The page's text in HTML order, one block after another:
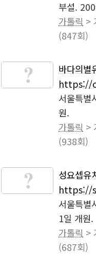
부설.
가톨릭 >
(847회)
바다의별
https://
서울특별
원.
가톨릭 >
(938회)
성요셉유
https://
서울특별
1일 개원.
가톨릭 >
(687회)